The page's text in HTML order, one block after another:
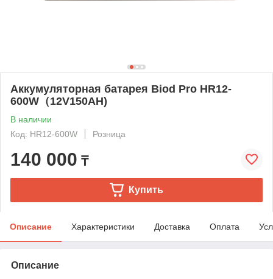
Аккумуляторная батарея Biod Pro HR12-
600W（12V150AH)
В наличии
Код: HR12-600W
Розница
140 000 ₸
Купить
Описание Характеристики Доставка Оплата
Описание